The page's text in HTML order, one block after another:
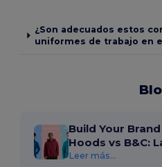
¿Son adecuados estos
uniformes de trabajo en
Build Your
Hoods vs B&C:
Leer más...